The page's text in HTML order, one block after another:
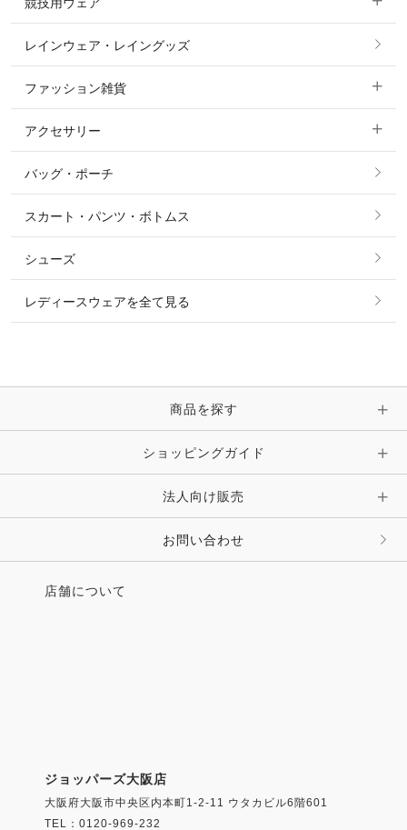
カットソー・Tシャツ・タンクトップ
ニット・セーター
シャツ・ブラウス・ワンピース
コート
ジャケット・ブルゾン
すべての競技用ウェア
ショージャケット
ショーシャツ
レインウェア・レイングッズ
ファッション雑貨
すべてのファッション雑貨
ソックス
ベルト
時計・財布・キーケース・革小物
キーホルダー・チャーム・ストラップ
その他 ファッション雑貨
アクセサリー
すべてのアクセサリー
リング
ピアス・イヤリング
ピン・ブローチ・コサージュ
その他 アクセサリー
バッグ・ポーチ
スカート・パンツ・ボトムス
シューズ
レディースウェアを全て見る
商品を探す
ショッピングガイド
法人向け販売
お問い合わせ
店舗について
ジョッパーズ大阪店
大阪府大阪市中央区内本町1-2-11 ウタカビル6階601
TEL：0120-969-232